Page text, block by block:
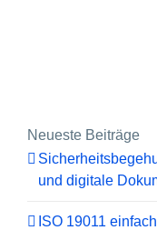
Neueste Beiträge
und digitale
ISO 19011